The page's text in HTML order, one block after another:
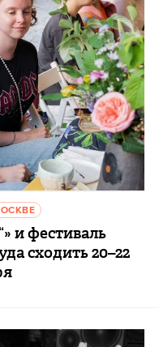
и фестиваль
сходить 20–22